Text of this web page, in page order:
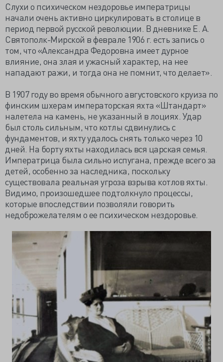
Слухи о психическом нездоровье императрицы
начали очень активно циркулировать в столице в
период первой русской революции. В дневнике Е. А.
Святополк-Мирской в феврале 1906 г. есть запись о
том, что «Александра Федоровна имеет дурное
влияние, она злая и ужасный характер, на нее
нападают ражи, и тогда она не помнит, что делает».
В 1907 году во время обычного августовского круиза по
финским шхерам императорская яхта «Штандарт»
налетела на камень, не указанный в лоциях. Удар
был столь сильным, что котлы сдвинулись с
фундаментов, и яхту удалось снять только через 10
дней. На борту яхты находилась вся царская семья.
Императрица была сильно испугана, прежде всего за
детей, особенно за наследника, поскольку
существовала реальная угроза взрыва котлов яхты.
Видимо, произошедшее подтолкнуло процессы,
которые впоследствии позволяли говорить
недоброжелателям о ее психическом нездоровье.